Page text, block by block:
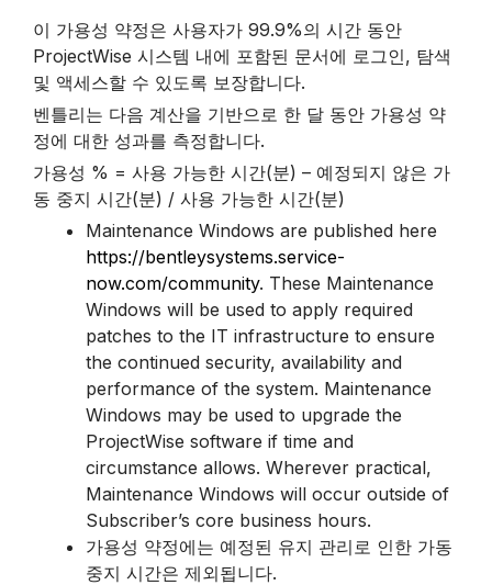
빈
제
목
이 가용성 약정은 사용자가 99.9%의 시간 동안
ProjectWise 시스템 내에 포함된 문서에 로그인, 탐색
및 액세스할 수 있도록 보장합니다.
벤틀리는 다음 계산을 기반으로 한 달 동안 가용성 약
정에 대한 성과를 측정합니다.
가용성 % = 사용 가능한 시간(분) – 예정되지 않은 가
동 중지 시간(분) / 사용 가능한 시간(분)
Maintenance Windows are published here
https://bentleysystems.service-
now.com/community. These Maintenance
Windows will be used to apply required
patches to the IT infrastructure to ensure
the continued security, availability and
performance of the system. Maintenance
Windows may be used to upgrade the
ProjectWise software if time and
circumstance allows. Wherever practical,
Maintenance Windows will occur outside of
Subscriber’s core business hours.
가용성 약정에는 예정된 유지 관리로 인한 가동
중지 시간은 제외됩니다.